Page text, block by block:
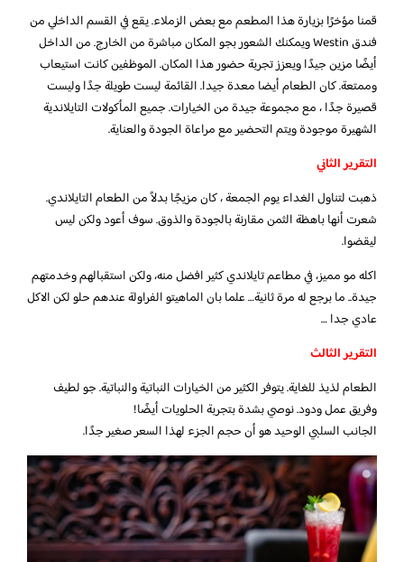
قمنا مؤخرًا بزيارة هذا المطعم مع بعض الزملاء. يقع في القسم الداخلي من
فندق Westin ويمكنك الشعور بجو المكان مباشرة من الخارج. من الداخل
أيضًا مزين جيدًا ويعزز تجربة حضور هذا المكان. الموظفين كانت استيعاب
وممتعة. كان الطعام أيضا معدة جيدا. القائمة ليست طويلة جدًا وليست
قصيرة جدًا ، مع مجموعة جيدة من الخيارات. جميع المأكولات التايلاندية
الشهيرة موجودة ويتم التحضير مع مراعاة الجودة والعناية.
التقرير الثاني
ذهبت لتناول الغداء يوم الجمعة ، كان مزيجًا بدلاً من الطعام التايلاندي.
شعرت أنها باهظة الثمن مقارنة بالجودة والذوق. سوف أعود ولكن ليس
ليقضوا.
اكله مو مميز، في مطاعم تايلاندي كثير افضل منه، ولكن استقبالهم وخدمتهم
جيدة.. ما برجع له مرة ثانية… علما بان الماهيتو الفراولة عندهم حلو لكن الاكل
عادي جدا …
التقرير الثالث
الطعام لذيذ للغاية. يتوفر الكثير من الخيارات النباتية والنباتية. جو لطيف
وفريق عمل ودود. نوصي بشدة بتجربة الحلويات أيضًا!
الجانب السلبي الوحيد هو أن حجم الجزء لهذا السعر صغير جدًا.